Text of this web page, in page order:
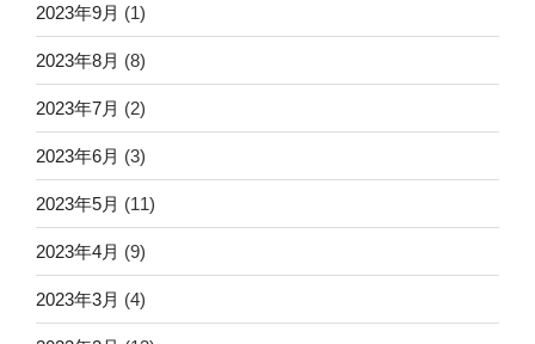
2023年9月 (1)
2023年8月 (8)
2023年7月 (2)
2023年6月 (3)
2023年5月 (11)
2023年4月 (9)
2023年3月 (4)